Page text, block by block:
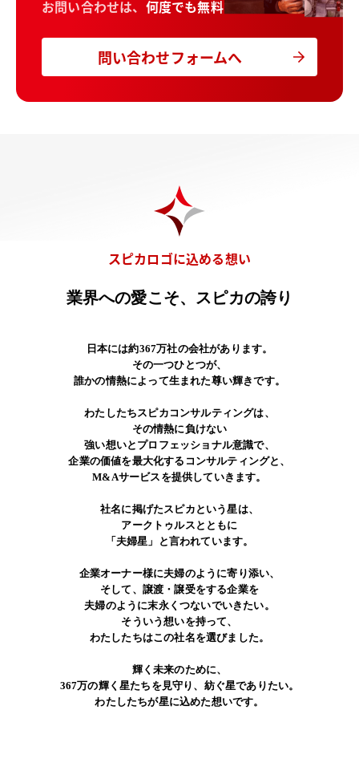
お問い合わせは、 何度でも無料
問い合わせフォームへ
スピカロゴに込める想い
業界への愛こそ、スピカの誇り
日本には約367万社の会社があります。
その一つひとつが、
誰かの情熱によって生まれた尊い輝きです。
わたしたちスピカコンサルティングは、
その情熱に負けない
強い想いとプロフェッショナル意識で、
企業の価値を最大化するコンサルティングと、
M&Aサービスを提供していきます。
社名に掲げたスピカという星は、
アークトゥルスとともに
「夫婦星」と言われています。
企業オーナー様に夫婦のように寄り添い、
そして、譲渡・譲受をする企業を
夫婦のように末永くつないでいきたい。
そういう想いを持って、
わたしたちはこの社名を選びました。
輝く未来のために、
367万の輝く星たちを見守り、紡ぐ星でありたい。
わたしたちが星に込めた想いです。